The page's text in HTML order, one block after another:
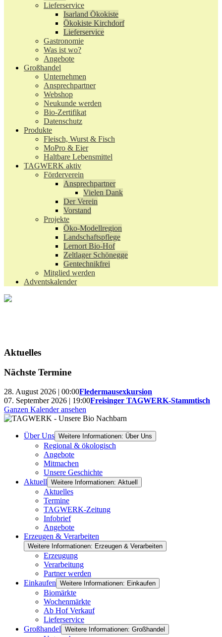
Lieferservice
Isarland Ökokiste
Ökokiste Kirchdorf
Lieferservice
Gastronomie
Was ist wo?
Angebote
Großhandel
Unternehmen
Ansprechpartner
Webshop
Neukunde werden
Bio-Zertifikat
Datenschutz
Produkte
Fleisch, Wurst & Fisch
MoPro & Eier
Haltbare Lebensmittel
TAGWERK aktiv
Förderverein
Ansprechpartner
Vielen Dank
Der Verein
Vorstand
Projekte
Öko-Modellregion
Landschaftspflege
Lernort Bio-Hof
Zeltlager Schönegge
Gentechnikfrei
Mitglied werden
Adventskalender
Aktuelles
Nächste Termine
28. August 2026 | 00:00Fledermausexkursion
07. September 2026 | 19:00Freisinger TAGWERK-Stammtisch
Ganzen Kalender ansehen
Über Uns Weitere Informationen: Über Uns
Regional & ökologisch
Angebote
Mitmachen
Unsere Geschichte
Aktuell Weitere Informationen: Aktuell
Aktuelles
Termine
TAGWERK-Zeitung
Infobrief
Angebote
Erzeugen & Verarbeiten
Weitere Informationen: Erzeugen & Verarbeiten
Erzeugung
Verarbeitung
Partner werden
Einkaufen Weitere Informationen: Einkaufen
Biomärkte
Wochenmärkte
Ab Hof Verkauf
Lieferservice
Großhandel Weitere Informationen: Großhandel